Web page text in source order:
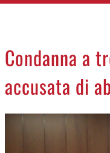
Condanna a
accusata di